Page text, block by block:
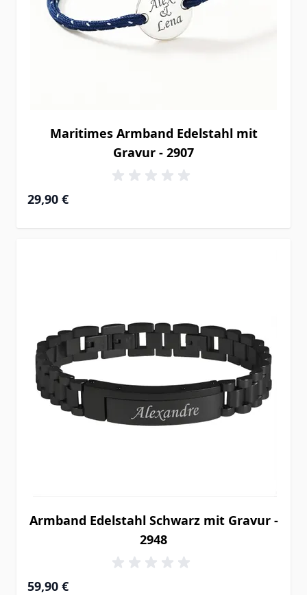
Maritimes Armband Edelstahl mit
Gravur - 2907
29,90 €
Armband Edelstahl Schwarz mit Gravur -
2948
59,90 €